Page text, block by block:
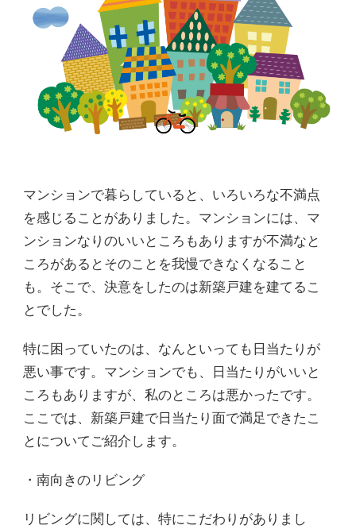
マンションで暮らしていると、いろいろな不満点
を感じることがありました。マンションには、マ
ンションなりのいいところもありますが不満なと
ころがあるとそのことを我慢できなくなること
も。そこで、決意をしたのは新築戸建を建てるこ
とでした。
特に困っていたのは、なんといっても日当たりが
悪い事です。マンションでも、日当たりがいいと
ころもありますが、私のところは悪かったです。
ここでは、新築戸建で日当たり面で満足できたこ
とについてご紹介します。
・南向きのリビング
リビングに関しては、特にこだわりがありまし